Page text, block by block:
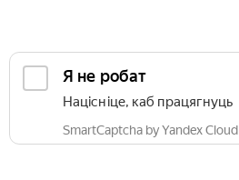
Я не робат
Націсніце, каб працягнуць
SmartCaptcha by Yandex Cloud